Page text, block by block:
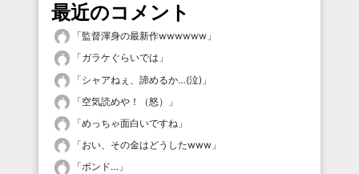
最近のコメント
「監督渾身の最新作wwwwww 」
「ガラケぐらいでは 」
「シャアねぇ、諦めるか…(泣) 」
「空気読めや！（怒）
」
「めっちゃ面白いですね 」
「おい、その金はどうしたwww 」
「ポンド… 」